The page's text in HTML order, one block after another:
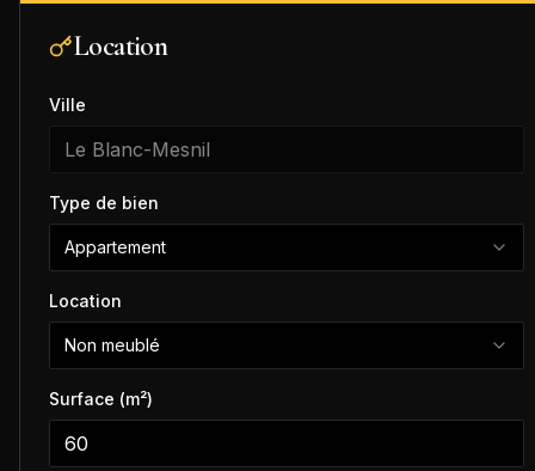
Location
Ville
Type de bien
Appartement
Location
Non meublé
Surface (m²)